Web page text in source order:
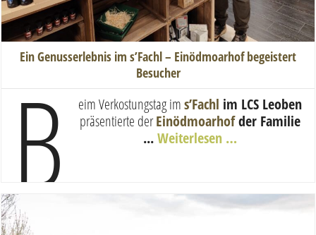
Ein Genusserlebnis im s’Fachl – Einödmoarhof begeistert
Besucher
B eim Verkostungstag ims’Fachl im LCS Leoben
präsentierte derEinödmoarhofder Familie
...Weiterlesen …